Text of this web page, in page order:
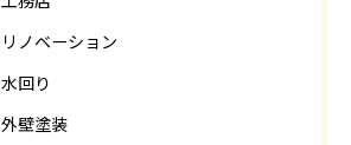
リノベーション
水回り
外壁塗装